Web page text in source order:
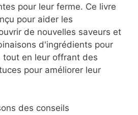
pour leur ferme. Ce livre
pour aider les
de nouvelles saveurs et
d'ingrédients pour
tout en leur offrant des
pour améliorer leur
des conseils